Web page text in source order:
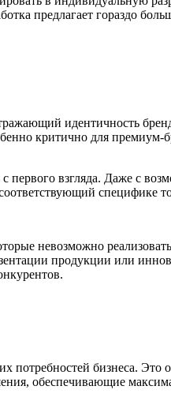
предлагает гораздо
идентичность
критично для премиум-
взгляда. Даже с
специфике
невозможно
продукции или
потребностей бизнеса.
обеспечивающие